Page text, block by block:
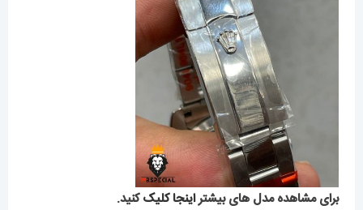
برای مشاهده مدل های بیشتراینجا کلیککنید.